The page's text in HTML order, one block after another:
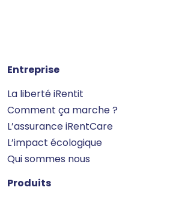
Entreprise
La liberté iRentit
Comment ça marche ?
L’assurance iRentCare
L’impact écologique
Qui sommes nous
Produits